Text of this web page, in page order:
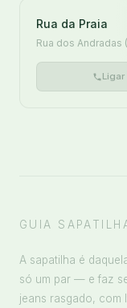
Rua da Praia
Rua dos Andradas
Ligar
GUIA
A sapatilha é
só um par — e faz
jeans rasgado, com